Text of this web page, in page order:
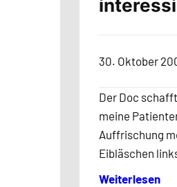
30. Oktober
Der Doc
meine
Auffrischung
Eibläschen
Weiterlesen